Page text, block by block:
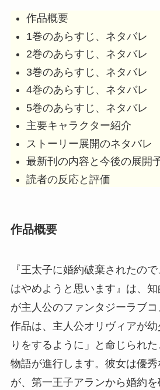
作品概要
1巻のあらすじ、ネタバレ
2巻のあらすじ、ネタバレ
3巻のあらすじ、ネタバレ
4巻のあらすじ、ネタバレ
5巻のあらすじ、ネタバレ
主要キャラクター紹介
ストーリー展開のネタバレ
最新刊の内容と今後の展開
読者の反応と評価
作品概要
『王太子に婚約破棄されたの
はやめようと思います』は、
が主人公のファンタジーラブ
作品は、主人公オリヴィアが
りをするように」と命じられ
物語が進行します。彼女は優
が、第一王子アランから婚約